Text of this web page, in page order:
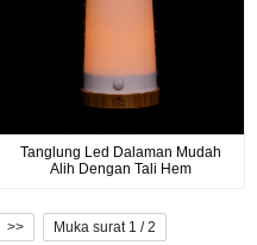
Tanglung Led Dalaman Mudah
Alih Dengan Tali Hem
>> Muka surat 1 / 2